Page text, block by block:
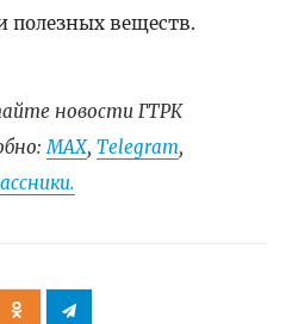
веществ.
новости ГТРК
МАХ, Telegram,